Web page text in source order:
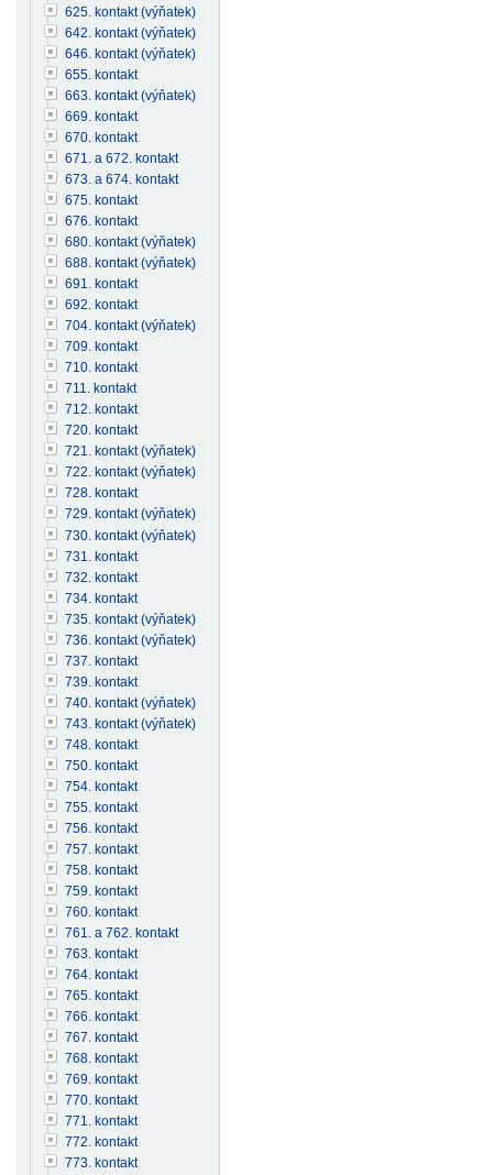
625. kontakt (výňatek)
642. kontakt (výňatek)
646. kontakt (výňatek)
655. kontakt
663. kontakt (výňatek)
669. kontakt
670. kontakt
671. a 672. kontakt
673. a 674. kontakt
675. kontakt
676. kontakt
680. kontakt (výňatek)
688. kontakt (výňatek)
691. kontakt
692. kontakt
704. kontakt (výňatek)
709. kontakt
710. kontakt
711. kontakt
712. kontakt
720. kontakt
721. kontakt (výňatek)
722. kontakt (výňatek)
728. kontakt
729. kontakt (výňatek)
730. kontakt (výňatek)
731. kontakt
732. kontakt
734. kontakt
735. kontakt (výňatek)
736. kontakt (výňatek)
737. kontakt
739. kontakt
740. kontakt (výňatek)
743. kontakt (výňatek)
748. kontakt
750. kontakt
754. kontakt
755. kontakt
756. kontakt
757. kontakt
758. kontakt
759. kontakt
760. kontakt
761. a 762. kontakt
763. kontakt
764. kontakt
765. kontakt
766. kontakt
767. kontakt
768. kontakt
769. kontakt
770. kontakt
771. kontakt
772. kontakt
773. kontakt